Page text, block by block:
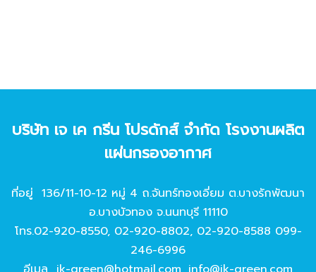
บริษัท เจ เค กรีน โปรดักส์ จํากัด โรงงานผลิต
แผ่นกรองอากาศ
ที่อยู่ 136/11-10-12 หมู่ 4 ถ.จันทร์ทองเอี่ยม ต.บางรักพัฒนา
อ.บางบัวทอง จ.นนทบุรี 11110
โทร.02-920-8550, 02-920-8802, 02-920-8588 099-
246-6996